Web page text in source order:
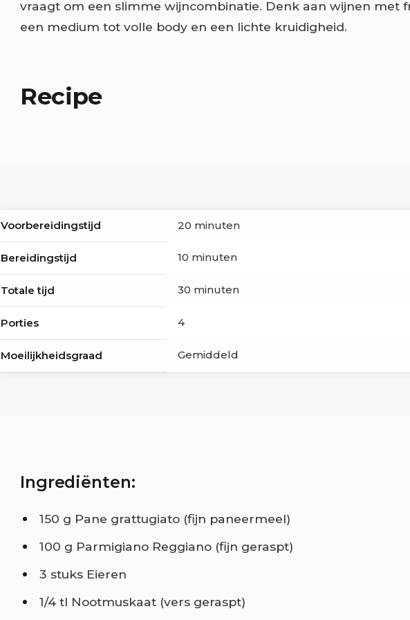
vraagt om een slimme wijncombinatie. Denk aan wijnen met
een medium tot volle body en een lichte kruidigheid.
Recipe
Voorbereidingstijd 20 minuten
Bereidingstijd 10 minuten
Totale tijd 30 minuten
Porties 4
Moeilijkheidsgraad Gemiddeld
Ingrediënten:
150 g Pane grattugiato (fijn paneermeel)
100 g Parmigiano Reggiano (fijn geraspt)
3 stuks Eieren
1/4 tl Nootmuskaat (vers geraspt)